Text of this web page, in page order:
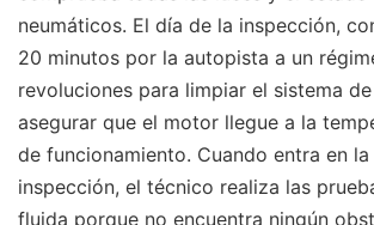
neumáticos. El día de la inspección,
20 minutos por la autopista a un
revoluciones para limpiar el sistema
asegurar que el motor llegue a la
de funcionamiento. Cuando entra en
inspección, el técnico realiza las
fluida porque no encuentra ningún